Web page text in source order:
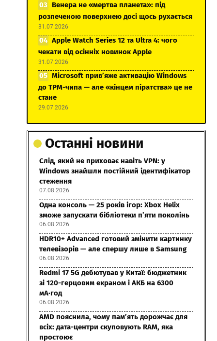
Венера не «мертва планета»: під
розпеченою поверхнею досі щось рухається
31.07.2026
Apple Watch Series 12 та Ultra 4: чого
чекати від осінніх новинок Apple
31.07.2026
Microsoft прив’яже активацію Windows
до TPM-чипа — але «кінцем піратства» це не
стане
29.07.2026
Останні новини
Слід, який не приховає навіть VPN: у
Windows знайшли постійний ідентифікатор
стеження
07.08.2026
Одна консоль — 25 років ігор: Xbox Helix
зможе запускати бібліотеки п’яти поколінь
06.08.2026
HDR10+ Advanced готовий змінити картинку
телевізорів — але спершу лише в Samsung
06.08.2026
Redmi 17 5G дебютував у Китаї: бюджетник
зі 120-герцовим екраном і АКБ на 6300
мА·год
06.08.2026
AMD пояснила, чому пам’ять дорожчає для
всіх: дата-центри скуповують RAM, яка
простоює